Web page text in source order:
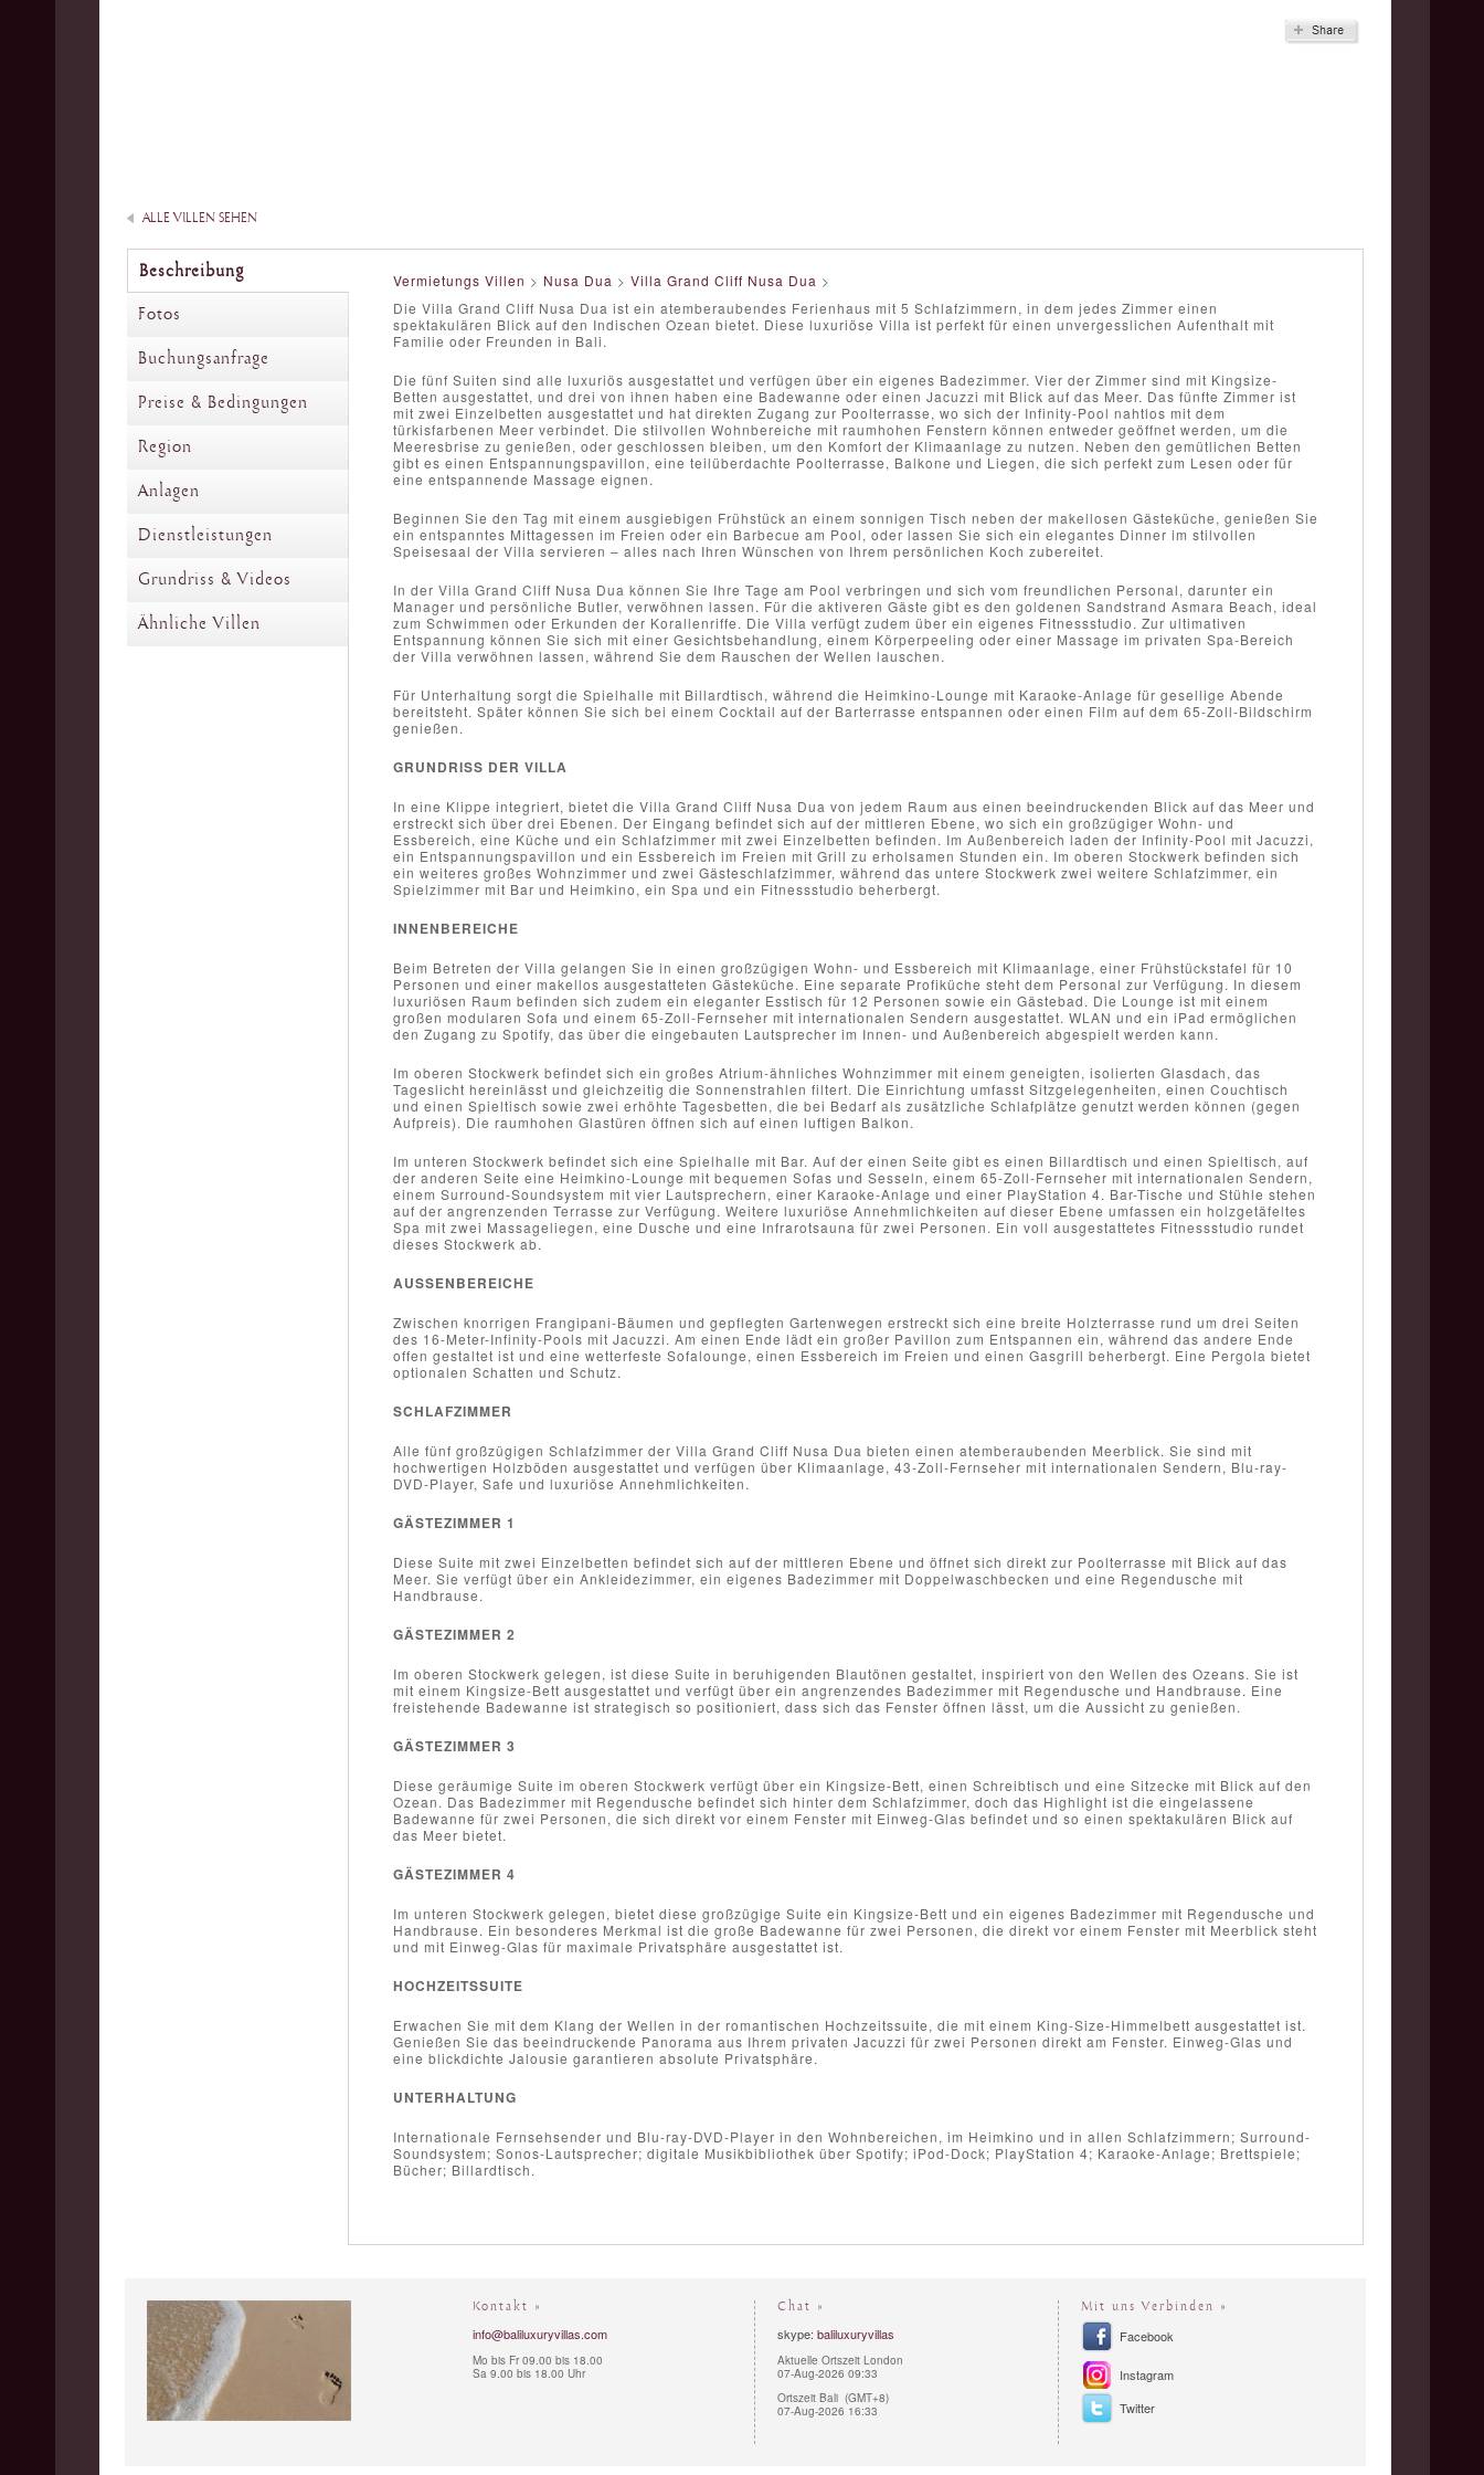
ALLE VILLEN SEHEN
Beschreibung
Fotos
Buchungsanfrage
Preise & Bedingungen
Region
Anlagen
Dienstleistungen
Grundriss & Videos
Ähnliche Villen
Vermietungs Villen > Nusa Dua > Villa Grand Cliff Nusa Dua >
Die Villa Grand Cliff Nusa Dua ist ein atemberaubendes Ferienhaus mit 5 Schlafzimmern, in dem jedes Zimmer einen
spektakulären Blick auf den Indischen Ozean bietet. Diese luxuriöse Villa ist perfekt für einen unvergesslichen Aufenthalt mit
Familie oder Freunden in Bali.
Die fünf Suiten sind alle luxuriös ausgestattet und verfügen über ein eigenes Badezimmer. Vier der Zimmer sind mit Kingsize-
Betten ausgestattet, und drei von ihnen haben eine Badewanne oder einen Jacuzzi mit Blick auf das Meer. Das fünfte Zimmer ist
mit zwei Einzelbetten ausgestattet und hat direkten Zugang zur Poolterrasse, wo sich der Infinity-Pool nahtlos mit dem
türkisfarbenen Meer verbindet. Die stilvollen Wohnbereiche mit raumhohen Fenstern können entweder geöffnet werden, um die
Meeresbrise zu genießen, oder geschlossen bleiben, um den Komfort der Klimaanlage zu nutzen. Neben den gemütlichen Betten
gibt es einen Entspannungspavillon, eine teilüberdachte Poolterrasse, Balkone und Liegen, die sich perfekt zum Lesen oder für
eine entspannende Massage eignen.
Beginnen Sie den Tag mit einem ausgiebigen Frühstück an einem sonnigen Tisch neben der makellosen Gästeküche, genießen Sie
ein entspanntes Mittagessen im Freien oder ein Barbecue am Pool, oder lassen Sie sich ein elegantes Dinner im stilvollen
Speisesaal der Villa servieren – alles nach Ihren Wünschen von Ihrem persönlichen Koch zubereitet.
In der Villa Grand Cliff Nusa Dua können Sie Ihre Tage am Pool verbringen und sich vom freundlichen Personal, darunter ein
Manager und persönliche Butler, verwöhnen lassen. Für die aktiveren Gäste gibt es den goldenen Sandstrand Asmara Beach, ideal
zum Schwimmen oder Erkunden der Korallenriffe. Die Villa verfügt zudem über ein eigenes Fitnessstudio. Zur ultimativen
Entspannung können Sie sich mit einer Gesichtsbehandlung, einem Körperpeeling oder einer Massage im privaten Spa-Bereich
der Villa verwöhnen lassen, während Sie dem Rauschen der Wellen lauschen.
Für Unterhaltung sorgt die Spielhalle mit Billardtisch, während die Heimkino-Lounge mit Karaoke-Anlage für gesellige Abende
bereitsteht. Später können Sie sich bei einem Cocktail auf der Barterrasse entspannen oder einen Film auf dem 65-Zoll-Bildschirm
genießen.
GRUNDRISS DER VILLA
In eine Klippe integriert, bietet die Villa Grand Cliff Nusa Dua von jedem Raum aus einen beeindruckenden Blick auf das Meer und
erstreckt sich über drei Ebenen. Der Eingang befindet sich auf der mittleren Ebene, wo sich ein großzügiger Wohn- und
Essbereich, eine Küche und ein Schlafzimmer mit zwei Einzelbetten befinden. Im Außenbereich laden der Infinity-Pool mit Jacuzzi,
ein Entspannungspavillon und ein Essbereich im Freien mit Grill zu erholsamen Stunden ein. Im oberen Stockwerk befinden sich
ein weiteres großes Wohnzimmer und zwei Gästeschlafzimmer, während das untere Stockwerk zwei weitere Schlafzimmer, ein
Spielzimmer mit Bar und Heimkino, ein Spa und ein Fitnessstudio beherbergt.
INNENBEREICHE
Beim Betreten der Villa gelangen Sie in einen großzügigen Wohn- und Essbereich mit Klimaanlage, einer Frühstückstafel für 10
Personen und einer makellos ausgestatteten Gästeküche. Eine separate Profiküche steht dem Personal zur Verfügung. In diesem
luxuriösen Raum befinden sich zudem ein eleganter Esstisch für 12 Personen sowie ein Gästebad. Die Lounge ist mit einem
großen modularen Sofa und einem 65-Zoll-Fernseher mit internationalen Sendern ausgestattet. WLAN und ein iPad ermöglichen
den Zugang zu Spotify, das über die eingebauten Lautsprecher im Innen- und Außenbereich abgespielt werden kann.
Im oberen Stockwerk befindet sich ein großes Atrium-ähnliches Wohnzimmer mit einem geneigten, isolierten Glasdach, das
Tageslicht hereinlässt und gleichzeitig die Sonnenstrahlen filtert. Die Einrichtung umfasst Sitzgelegenheiten, einen Couchtisch
und einen Spieltisch sowie zwei erhöhte Tagesbetten, die bei Bedarf als zusätzliche Schlafplätze genutzt werden können (gegen
Aufpreis). Die raumhohen Glastüren öffnen sich auf einen luftigen Balkon.
Im unteren Stockwerk befindet sich eine Spielhalle mit Bar. Auf der einen Seite gibt es einen Billardtisch und einen Spieltisch, auf
der anderen Seite eine Heimkino-Lounge mit bequemen Sofas und Sesseln, einem 65-Zoll-Fernseher mit internationalen Sendern,
einem Surround-Soundsystem mit vier Lautsprechern, einer Karaoke-Anlage und einer PlayStation 4. Bar-Tische und Stühle stehen
auf der angrenzenden Terrasse zur Verfügung. Weitere luxuriöse Annehmlichkeiten auf dieser Ebene umfassen ein holzgetäfeltes
Spa mit zwei Massageliegen, eine Dusche und eine Infrarotsauna für zwei Personen. Ein voll ausgestattetes Fitnessstudio rundet
dieses Stockwerk ab.
AUSSENBEREICHE
Zwischen knorrigen Frangipani-Bäumen und gepflegten Gartenwegen erstreckt sich eine breite Holzterrasse rund um drei Seiten
des 16-Meter-Infinity-Pools mit Jacuzzi. Am einen Ende lädt ein großer Pavillon zum Entspannen ein, während das andere Ende
offen gestaltet ist und eine wetterfeste Sofalounge, einen Essbereich im Freien und einen Gasgrill beherbergt. Eine Pergola bietet
optionalen Schatten und Schutz.
SCHLAFZIMMER
Alle fünf großzügigen Schlafzimmer der Villa Grand Cliff Nusa Dua bieten einen atemberaubenden Meerblick. Sie sind mit
hochwertigen Holzböden ausgestattet und verfügen über Klimaanlage, 43-Zoll-Fernseher mit internationalen Sendern, Blu-ray-
DVD-Player, Safe und luxuriöse Annehmlichkeiten.
GÄSTEZIMMER 1
Diese Suite mit zwei Einzelbetten befindet sich auf der mittleren Ebene und öffnet sich direkt zur Poolterrasse mit Blick auf das
Meer. Sie verfügt über ein Ankleidezimmer, ein eigenes Badezimmer mit Doppelwaschbecken und eine Regendusche mit
Handbrause.
GÄSTEZIMMER 2
Im oberen Stockwerk gelegen, ist diese Suite in beruhigenden Blautönen gestaltet, inspiriert von den Wellen des Ozeans. Sie ist
mit einem Kingsize-Bett ausgestattet und verfügt über ein angrenzendes Badezimmer mit Regendusche und Handbrause. Eine
freistehende Badewanne ist strategisch so positioniert, dass sich das Fenster öffnen lässt, um die Aussicht zu genießen.
GÄSTEZIMMER 3
Diese geräumige Suite im oberen Stockwerk verfügt über ein Kingsize-Bett, einen Schreibtisch und eine Sitzecke mit Blick auf den
Ozean. Das Badezimmer mit Regendusche befindet sich hinter dem Schlafzimmer, doch das Highlight ist die eingelassene
Badewanne für zwei Personen, die sich direkt vor einem Fenster mit Einweg-Glas befindet und so einen spektakulären Blick auf
das Meer bietet.
GÄSTEZIMMER 4
Im unteren Stockwerk gelegen, bietet diese großzügige Suite ein Kingsize-Bett und ein eigenes Badezimmer mit Regendusche und
Handbrause. Ein besonderes Merkmal ist die große Badewanne für zwei Personen, die direkt vor einem Fenster mit Meerblick steht
und mit Einweg-Glas für maximale Privatsphäre ausgestattet ist.
HOCHZEITSSUITE
Erwachen Sie mit dem Klang der Wellen in der romantischen Hochzeitssuite, die mit einem King-Size-Himmelbett ausgestattet ist.
Genießen Sie das beeindruckende Panorama aus Ihrem privaten Jacuzzi für zwei Personen direkt am Fenster. Einweg-Glas und
eine blickdichte Jalousie garantieren absolute Privatsphäre.
UNTERHALTUNG
Internationale Fernsehsender und Blu-ray-DVD-Player in den Wohnbereichen, im Heimkino und in allen Schlafzimmern; Surround-
Soundsystem; Sonos-Lautsprecher; digitale Musikbibliothek über Spotify; iPod-Dock; PlayStation 4; Karaoke-Anlage; Brettspiele;
Bücher; Billardtisch.
Kontakt »
info@baliluxuryvillas.com
Mo bis Fr 09.00 bis 18.00
Sa 9.00 bis 18.00 Uhr
Chat »
skype: baliluxuryvillas
Aktuelle Ortszeit London
07-Aug-2026 09:33
Ortszeit Bali (GMT+8)
07-Aug-2026 16:33
Mit uns Verbinden »
Facebook
Instagram
Twitter